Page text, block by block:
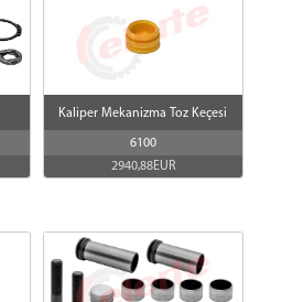
Kaliper Mekanizma Toz Keçesi
6100
2940,88EUR